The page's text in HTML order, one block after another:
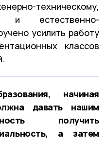
техническому,
и естественно-
усилить работу
классов
начиная
давать нашим
получить
а затем